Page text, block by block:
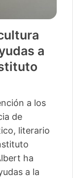
a
a los
de
literario
ha
a la